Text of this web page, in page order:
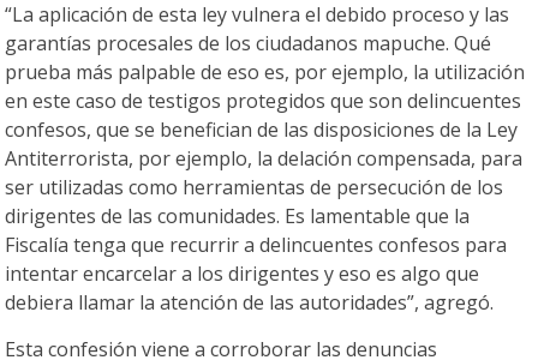
“La aplicación de esta ley vulnera el debido proceso y las
garantías procesales de los ciudadanos mapuche. Qué
prueba más palpable de eso es, por ejemplo, la utilización
en este caso de testigos protegidos que son delincuentes
confesos, que se benefician de las disposiciones de la Ley
Antiterrorista, por ejemplo, la delación compensada, para
ser utilizadas como herramientas de persecución de los
dirigentes de las comunidades. Es lamentable que la
Fiscalía tenga que recurrir a delincuentes confesos para
intentar encarcelar a los dirigentes y eso es algo que
debiera llamar la atención de las autoridades”, agregó.
Esta confesión viene a corroborar las denuncias